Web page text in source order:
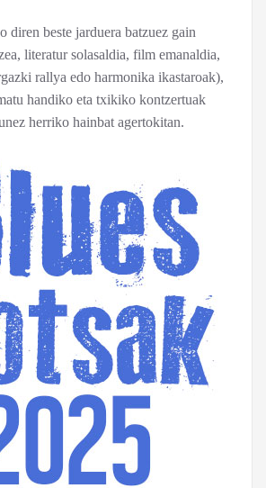
diren beste jarduera batzuez gain
literatur solasaldia, film emanaldia,
rallya edo harmonika ikastaroak),
handiko eta txikiko kontzertuak
herriko hainbat agertokitan.